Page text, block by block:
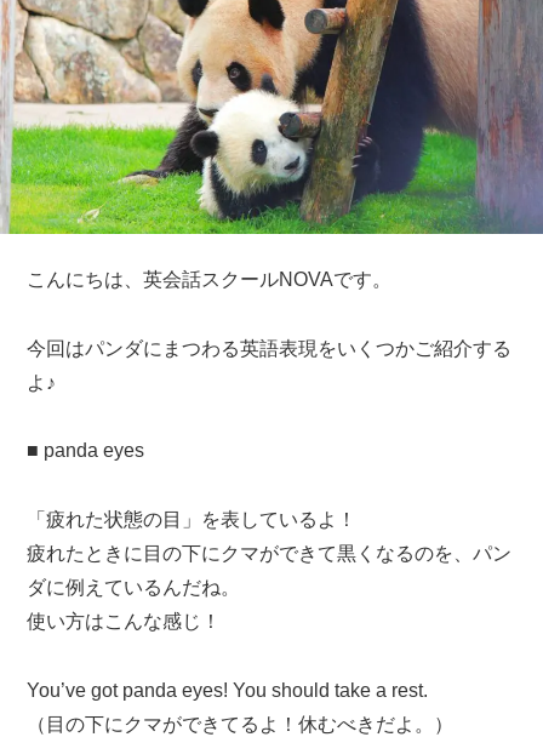
こんにちは、英会話スクールNOVAです。
今回はパンダにまつわる英語表現をいくつかご紹介する
よ♪
■ panda eyes
「疲れた状態の目」を表しているよ！
疲れたときに目の下にクマができて黒くなるのを、パン
ダに例えているんだね。
使い方はこんな感じ！
You’ve got panda eyes! You should take a rest.
（目の下にクマができてるよ！休むべきだよ。）